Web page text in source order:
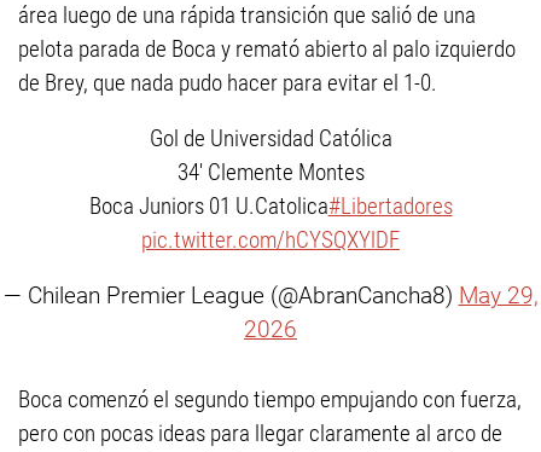
área luego de una rápida transición que salió de una
pelota parada de Boca y remató abierto al palo izquierdo
de Brey, que nada pudo hacer para evitar el 1-0.
Gol de Universidad Católica
34' Clemente Montes
Boca Juniors 01 U.Catolica#Libertadores
pic.twitter.com/hCYSQXYlDF
— Chilean Premier League (@AbranCancha8) May 29,
2026
Boca comenzó el segundo tiempo empujando con fuerza,
pero con pocas ideas para llegar claramente al arco de